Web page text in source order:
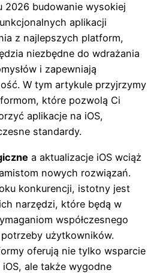
2026 budowanie wysokiej
aplikacji
z najlepszych platform,
niezbędne do wdrażania
i zapewniają
W tym artykule przyjrzymy
które pozwolą Ci
aplikacje na iOS,
standardy.
a aktualizacje iOS wciąż
nowych rozwiązań.
konkurencji, istotny jest
narzędzi, które będą w
współczesnego
użytkowników.
oferują nie tylko wsparcie
ale także wygodne